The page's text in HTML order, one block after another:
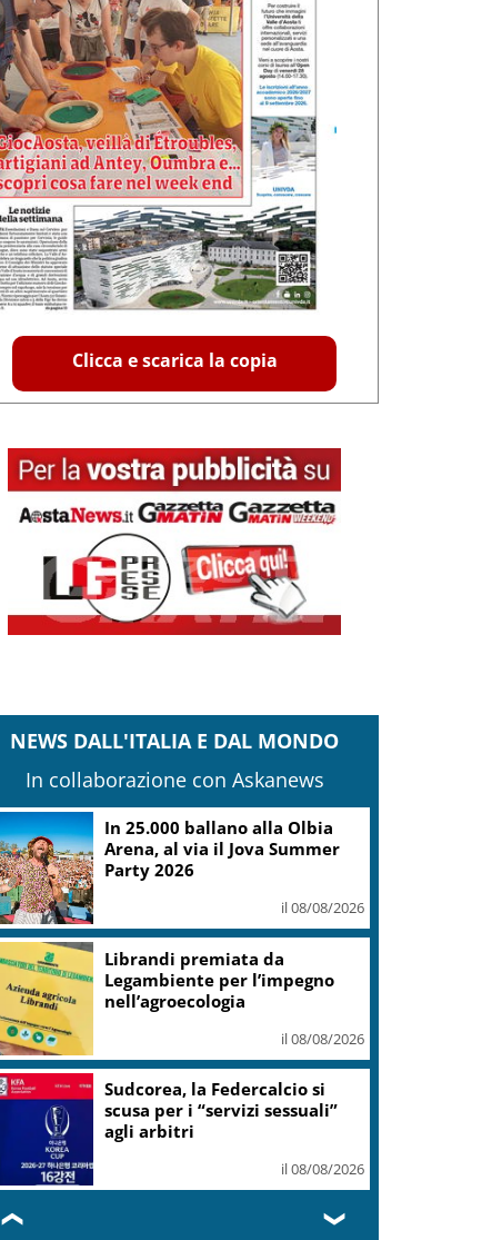
Clicca e scarica la copia
NEWS DALL'ITALIA E DAL MONDO
In collaborazione con Askanews
I Pasdaran: Hormuz riaprirà
solo se gli Usa accettano le
condizioni dell’Iran
il 08/08/2026
In Istria, da settembre tartufi,
vino e produzioni locali
Relitto di epoca romana
scoperto al largo di Mazara del
Vallo
il 08/08/2026
❮ ❯